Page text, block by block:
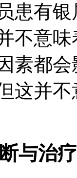
患有
不意
素都
这并
与治疗